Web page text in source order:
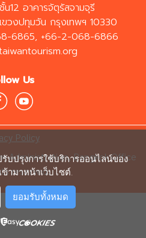
12 อาคารจัตุรัสจามจุรี
วงปทุมวัน กรุงเทพฯ 10330
6865, +66-2-068-6866
Us
Policy
Administration, Bangkok Office
reserved.
บปรุงการใช้บริการออนไลน์ของ
ข้ามาหน้าเว็บไซต์.
ยอมรับทั้งหมด